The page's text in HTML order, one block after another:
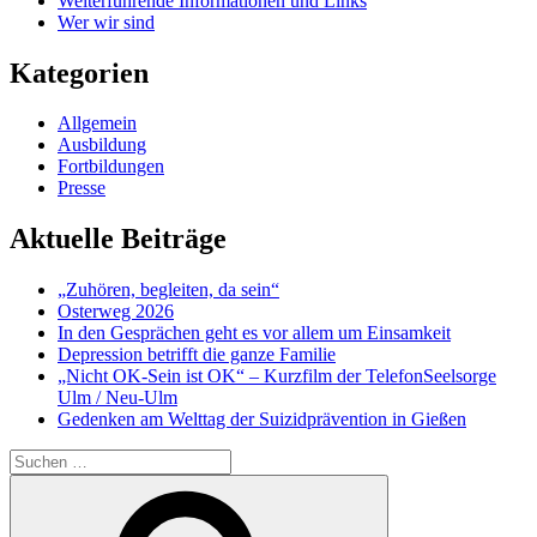
Wer wir sind
Kategorien
Allgemein
Ausbildung
Fortbildungen
Presse
Aktuelle Beiträge
„Zuhören, begleiten, da sein“
Osterweg 2026
In den Gesprächen geht es vor allem um Einsamkeit
Depression betrifft die ganze Familie
„Nicht OK-Sein ist OK“ – Kurzfilm der TelefonSeelsorge
Ulm / Neu-Ulm
Gedenken am Welttag der Suizidprävention in Gießen
Suchen
nach: